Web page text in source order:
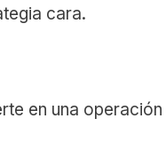
cara.
en una